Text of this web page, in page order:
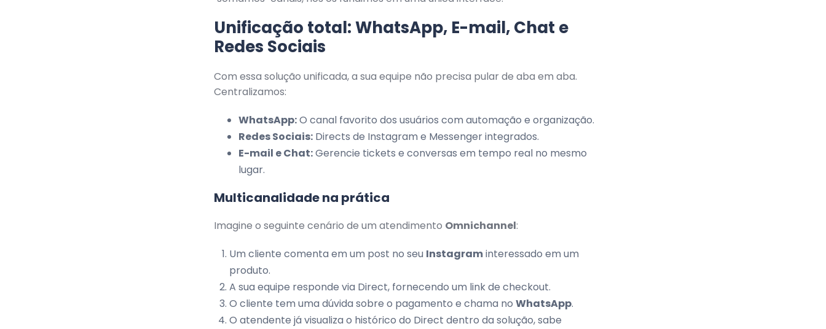
Unificação total: WhatsApp, E-mail, Chat e
Redes Sociais
Com essa solução unificada, a sua equipe não precisa pular de aba em aba.
Centralizamos:
WhatsApp:O canal favorito dos usuários com automação e organização.
Redes Sociais: Directs de Instagram e Messenger integrados.
E-mail e Chat:Gerencie tickets e conversas em tempo real no mesmo
lugar.
Multicanalidade na prática
Imagine o seguinte cenário de um atendimento Omnichannel:
Um cliente comenta em um post no seu Instagraminteressado em um
produto.
A sua equipe responde via Direct, fornecendo um link de checkout.
O cliente tem uma dúvida sobre o pagamento e chama no WhatsApp.
O atendente já visualiza o histórico do Direct dentro da solução, sabe